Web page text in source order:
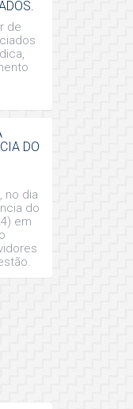
de
DO
no dia
do
em